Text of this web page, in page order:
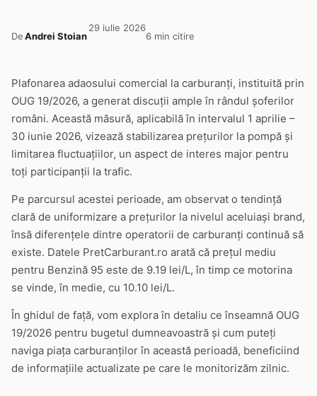
DeAndrei Stoian
29 iulie 2026
6 min citire
Plafonarea adaosului comercial la carburanți, instituită prin
OUG 19/2026, a generat discuții ample în rândul șoferilor
români. Această măsură, aplicabilă în intervalul 1 aprilie –
30 iunie 2026, vizează stabilizarea prețurilor la pompă și
limitarea fluctuațiilor, un aspect de interes major pentru
toți participanții la trafic.
Pe parcursul acestei perioade, am observat o tendință
clară de uniformizare a prețurilor la nivelul aceluiași brand,
însă diferențele dintre operatorii de carburanți continuă să
existe. Datele PretCarburant.ro arată că prețul mediu
pentru Benzină 95 este de 9.19 lei/L, în timp ce motorina
se vinde, în medie, cu 10.10 lei/L.
În ghidul de față, vom explora în detaliu ce înseamnă OUG
19/2026 pentru bugetul dumneavoastră și cum puteți
naviga piața carburanților în această perioadă, beneficiind
de informațiile actualizate pe care le monitorizăm zilnic.